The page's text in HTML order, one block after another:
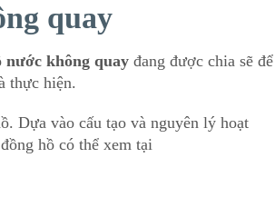
quay
nước không quay đang được chia sẽ để
thực hiện.
Dựa vào cấu tạo và nguyên lý hoạt
hồ có thể xem tại